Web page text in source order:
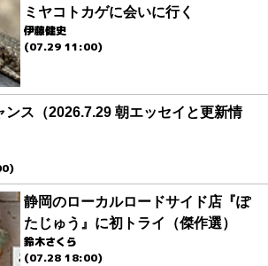
ミヤコトカゲに会いに行く
伊藤健史
(07.29 11:00)
ンス（2026.7.29 朝エッセイと更新情
静岡のローカルロードサイド店『ぽ
たじゅう』に初トライ（傑作選）
鈴木さくら
(07.28 18:00)